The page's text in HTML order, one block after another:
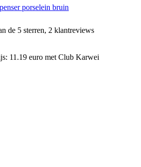
porselein bruin
de 5 sterren, 2 klantreviews
11.19 euro met Club Karwei